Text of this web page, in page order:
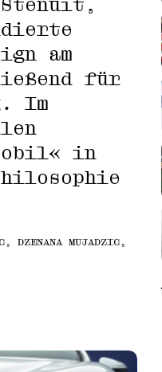
am
für
Im
in
DZENANA MUJADZIC,